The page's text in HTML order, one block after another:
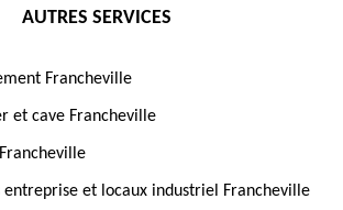
AUTRES SERVICES
Francheville
et cave Francheville
et locaux industriel Francheville